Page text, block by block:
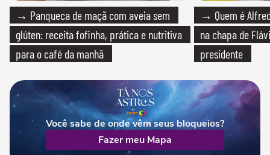
→ Panqueca de maçã com aveia sem
glúten: receita fofinha, prática e nutritiva
para o café da manhã
→ Quem é
na chapa de
presidente
Você sabe de onde vêm seus bloqueios?
Fazer meu Mapa